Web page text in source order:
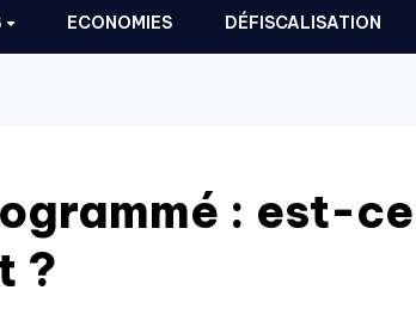
ECONOMIES DÉFISCALISATION
: est-ce
?